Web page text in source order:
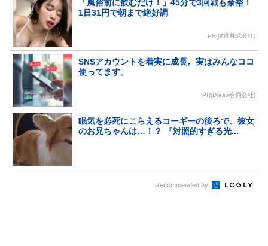
「風俗前に飲むだけ！」45分で3回戦も余裕！
1日31円で朝まで絶好調
PR(健商株式会社)
SNSアカウントを着実に成長。実はみんなココ
使ってます。
PR(Dreaw合同会社)
眠気を必死にこらえるコーギーの後ろで、彼女
のお兄ちゃんは…！？ 『対照的すぎる光...
Recommended by